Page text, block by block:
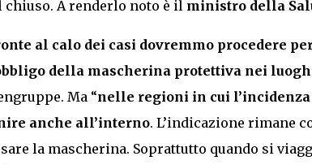
chiuso. A renderlo noto è ilministro della
al calo dei casi dovremmo procedere
della mascherina protettiva nei
Ma “nelle regioni in cui
anche all’interno. L’indicazione rimane
la mascherina. Soprattutto quando si